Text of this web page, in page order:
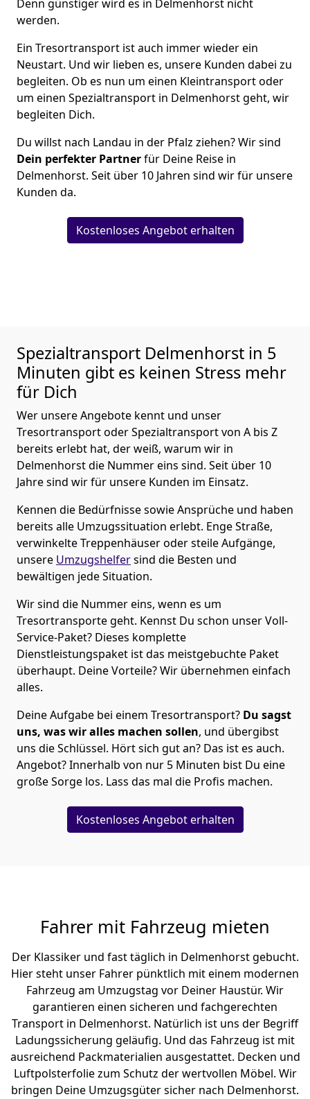
Denn günstiger wird es in Delmenhorst nicht
werden.
Ein Tresortransport ist auch immer wieder ein
Neustart. Und wir lieben es, unsere Kunden dabei zu
begleiten. Ob es nun um einen Kleintransport oder
um einen Spezialtransport in Delmenhorst geht, wir
begleiten Dich.
Du willst nach Landau in der Pfalz ziehen? Wir sind
Dein perfekter Partnerfür Deine Reise in
Delmenhorst. Seit über 10 Jahren sind wir für unsere
Kunden da.
Kostenloses Angebot erhalten
Spezialtransport Delmenhorst in 5
Minuten gibt es keinen Stress mehr
für Dich
Wer unsere Angebote kennt und unser
Tresortransport oder Spezialtransport von A bis Z
bereits erlebt hat, der weiß, warum wir in
Delmenhorst die Nummer eins sind. Seit über 10
Jahre sind wir für unsere Kunden im Einsatz.
Kennen die Bedürfnisse sowie Ansprüche und haben
bereits alle Umzugssituation erlebt. Enge Straße,
verwinkelte Treppenhäuser oder steile Aufgänge,
unsere Umzugshelfersind die Besten und
bewältigen jede Situation.
Wir sind die Nummer eins, wenn es um
Tresortransporte geht. Kennst Du schon unser Voll-
Service-Paket? Dieses komplette
Dienstleistungspaket ist das meistgebuchte Paket
überhaupt. Deine Vorteile? Wir übernehmen einfach
alles.
Deine Aufgabe bei einem Tresortransport? Du sagst
uns, was wir alles machen sollen, und übergibst
uns die Schlüssel. Hört sich gut an? Das ist es auch.
Angebot? Innerhalb von nur 5 Minuten bist Du eine
große Sorge los. Lass das mal die Profis machen.
Kostenloses Angebot erhalten
Fahrer mit Fahrzeug mieten
Der Klassiker und fast täglich in Delmenhorst gebucht.
Hier steht unser Fahrer pünktlich mit einem modernen
Fahrzeug am Umzugstag vor Deiner Haustür. Wir
garantieren einen sicheren und fachgerechten
Transport in Delmenhorst. Natürlich ist uns der Begriff
Ladungssicherung geläufig. Und das Fahrzeug ist mit
ausreichend Packmaterialien ausgestattet. Decken und
Luftpolsterfolie zum Schutz der wertvollen Möbel. Wir
bringen Deine Umzugsgüter sicher nach Delmenhorst.